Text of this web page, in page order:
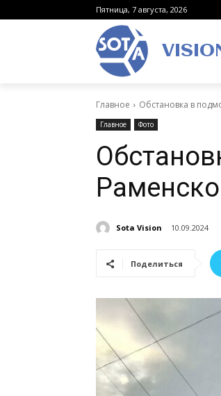
Пятница, 7 августа, 2026
Главное Обстановка в
Главное Фото
Sota Vision 10.09.2024
Поделиться